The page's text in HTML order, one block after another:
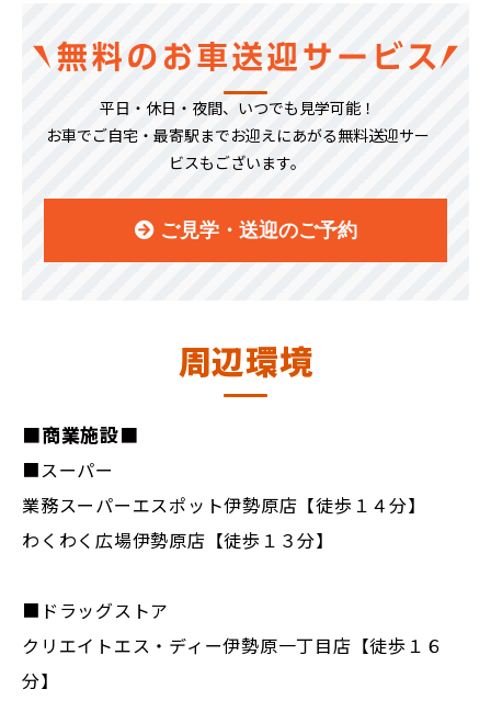
平日・休日・夜間、いつでも見学可能！
お車でご自宅・最寄駅までお迎えにあがる無料送迎サー
ビスもございます。
ご見学・送迎のご予約
周辺環境
■商業施設■
■スーパー
業務スーパーエスポット伊勢原店【徒歩１４分】
わくわく広場伊勢原店【徒歩１３分】
■ドラッグストア
クリエイトエス・ディー伊勢原一丁目店【徒歩１６
分】